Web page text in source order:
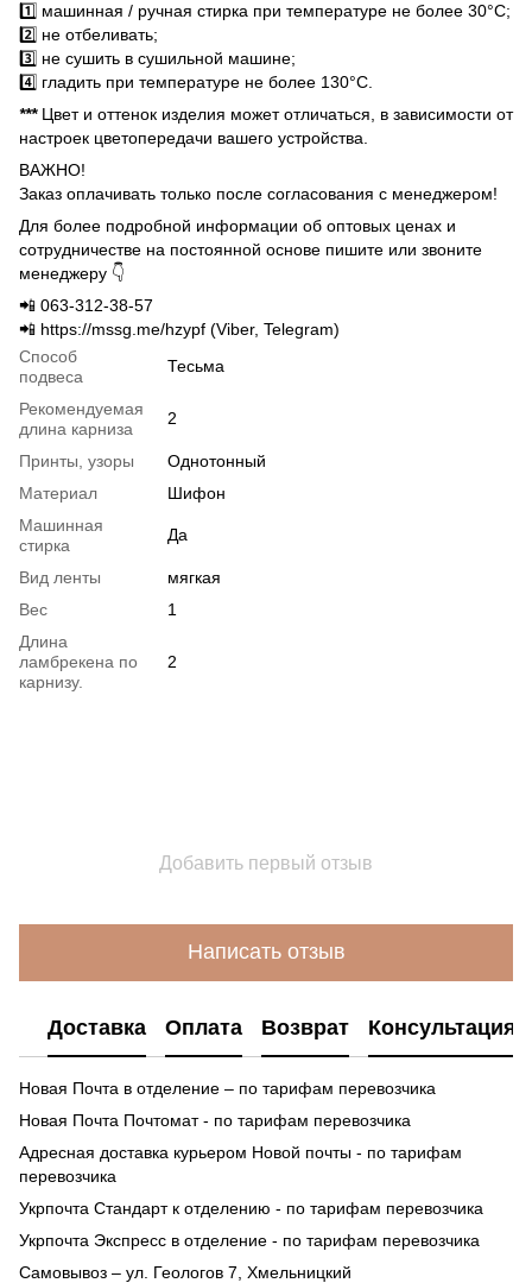
1️⃣ машинная / ручная стирка при температуре не более 30°C;
2️⃣ не отбеливать;
3️⃣ не сушить в сушильной машине;
4️⃣ гладить при температуре не более 130°C.
***Цвет и оттенок изделия может отличаться, в зависимости от
настроек цветопередачи вашего устройства.
ВАЖНО!
Заказ оплачивать только после согласования с менеджером!
Для более подробной информации об оптовых ценах и
сотрудничестве на постоянной основе пишите или звоните
менеджеру 👇
📲 063-312-38-57
📲 https://mssg.me/hzypf (Viber, Telegram)
Способ
подвеса
Тесьма
Рекомендуемая
длина карниза
2
Принты, узоры
Однотонный
Материал
Шифон
Машинная
стирка
Да
Вид ленты
мягкая
Вес
1
Длина
ламбрекена по
карнизу.
2
Добавить первый отзыв
Написать отзыв
Доставка Оплата Возврат Консультация
Новая Почта в отделение – по тарифам перевозчика
Новая Почта Почтомат - по тарифам перевозчика
Адресная доставка курьером Новой почты - по тарифам
перевозчика
Укрпочта Стандарт к отделению - по тарифам перевозчика
Укрпочта Экспресс в отделение - по тарифам перевозчика
Самовывоз – ул. Геологов 7, Хмельницкий